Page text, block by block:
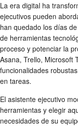
La era digital ha
ejecutivos pueden
han quedado los días
de herramientas
proceso y potenciar la
Asana, Trello, Microsoft
funcionalidades
en tareas.
El asistente ejecutivo
herramientas y elegir
necesidades de su